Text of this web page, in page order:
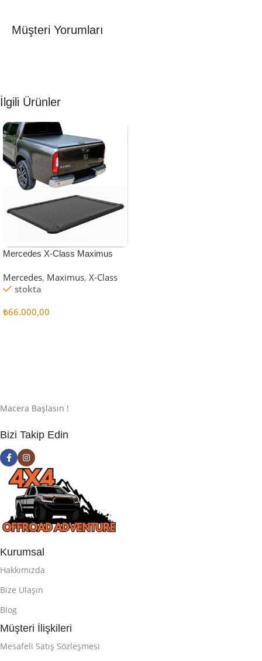
Müşteri Yorumları
İlgili Ürünler
Mercedes X-Class Maximus
Mercedes, Maximus, X-Class
stokta
₺66.000,00
Macera Başlasın !
Bizi Takip Edin
Kurumsal
Hakkımızda
Bize Ulaşın
Blog
Müşteri İlişkileri
Mesafeli Satış Sözleşmesi